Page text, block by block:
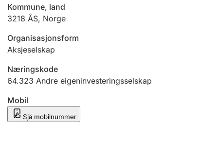
Ektepaktrettleiaren
Andre tema
Kommune, land
3218 ÅS, Norge
Organisasjonsform
Aksjeselskap
Næringskode
64.323 Andre eigeninvesteringsselskap
Mobil
Sjå mobilnummer